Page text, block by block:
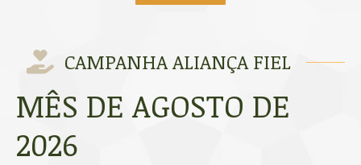
CAMPANHA ALIANÇA FIEL
MÊS DE AGOSTO DE
2026